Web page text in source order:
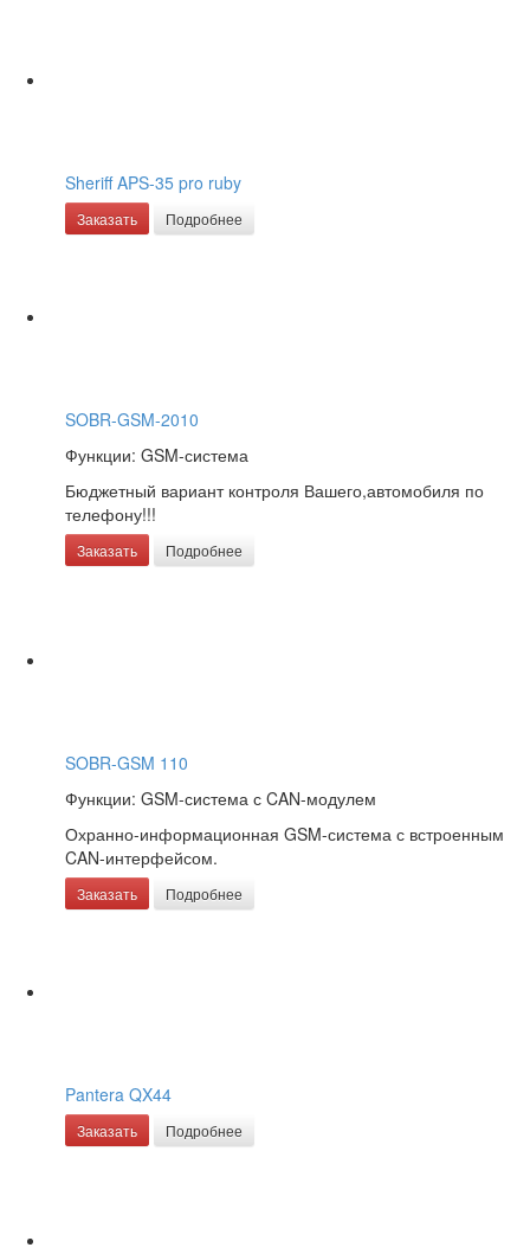
Sheriff APS-35 pro ruby
Заказать Подробнее
SOBR-GSM-2010
Функции: GSM-система
Бюджетный вариант контроля Вашего,автомобиля по
телефону!!!
Заказать Подробнее
SOBR-GSM 110
Функции: GSM-система с CAN-модулем
Охранно-информационная GSM-система с встроенным
CAN-интерфейсом.
Заказать Подробнее
Pantera QX44
Заказать Подробнее